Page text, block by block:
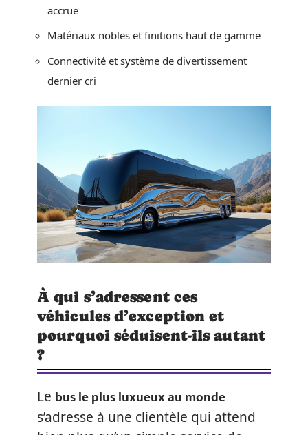
accrue
Matériaux nobles et finitions haut de gamme
Connectivité et système de divertissement
dernier cri
À qui s’adressent ces
véhicules d’exception et
pourquoi séduisent-ils autant
?
Le bus le plus luxueux au monde
s’adresse à une clientèle qui attend